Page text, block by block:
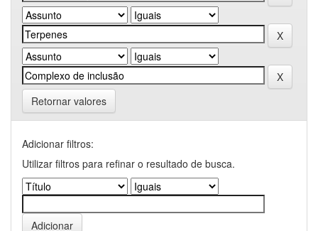
Retornar valores
Adicionar filtros:
Utilizar filtros para refinar o resultado de busca.